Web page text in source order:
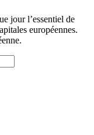
jour l’essentiel de
européennes.